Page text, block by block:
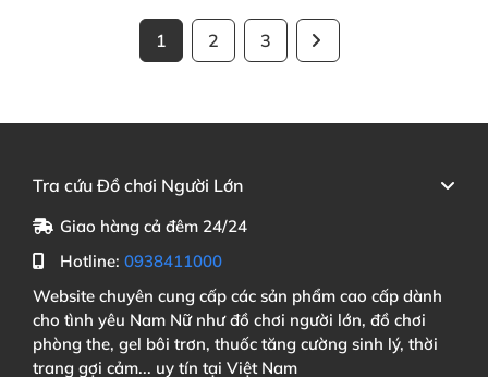
1 2 3
Tra cứu Đồ chơi Người Lớn
Giao hàng cả đêm 24/24
Hotline: 0938411000
Website chuyên cung cấp các sản phẩm cao cấp dành
cho tình yêu Nam Nữ như đồ chơi người lớn, đồ chơi
phòng the, gel bôi trơn, thuốc tăng cường sinh lý, thời
trang gợi cảm... uy tín tại Việt Nam